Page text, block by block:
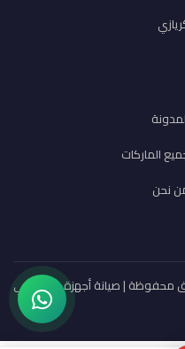
الماركات
نحن
محفوظة | صيانة أجهزة منزلية في